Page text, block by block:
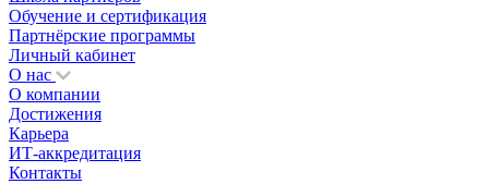
Обучение и сертификация
Партнёрские программы
Личный кабинет
О нас
О компании
Достижения
Карьера
ИТ-аккредитация
Контакты